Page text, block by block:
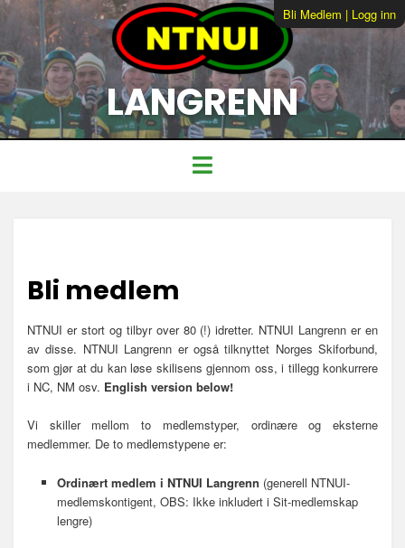
LANGRENN
Bli Medlem | Logg inn
Bli medlem
NTNUI er stort og tilbyr over 80 (!) idretter. NTNUI Langrenn er en
av disse. NTNUI Langrenn er også tilknyttet Norges Skiforbund,
som gjør at du kan løse skilisens gjennom oss, i tillegg konkurrere
i NC, NM osv. English version below!
Vi skiller mellom to medlemstyper, ordinære og eksterne
medlemmer. De to medlemstypene er:
Ordinært medlem i NTNUI Langrenn (generell NTNUI-
medlemskontigent, OBS: Ikke inkludert i Sit-medlemskap
lengre)